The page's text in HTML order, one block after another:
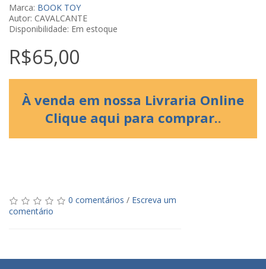
Marca: BOOK TOY
Autor: CAVALCANTE
Disponibilidade: Em estoque
R$65,00
À venda em nossa Livraria Online
Clique aqui para comprar..
0 comentários / Escreva um
comentário